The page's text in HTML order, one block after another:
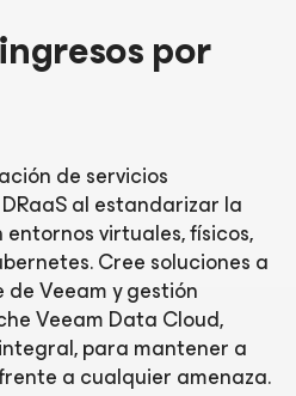
por
de servicios
al estandarizar la
virtuales, físicos,
Cree soluciones a
Veeam y gestión
Veeam Data Cloud,
para mantener a
a cualquier amenaza.